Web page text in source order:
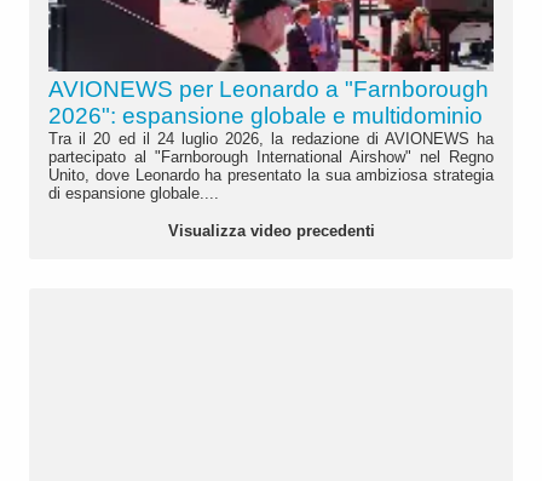
AVIONEWS per Leonardo a "Farnborough
2026": espansione globale e multidominio
Tra il 20 ed il 24 luglio 2026, la redazione di AVIONEWS ha
partecipato al "Farnborough International Airshow" nel Regno
Unito, dove Leonardo ha presentato la sua ambiziosa strategia
di espansione globale....
Visualizza video precedenti